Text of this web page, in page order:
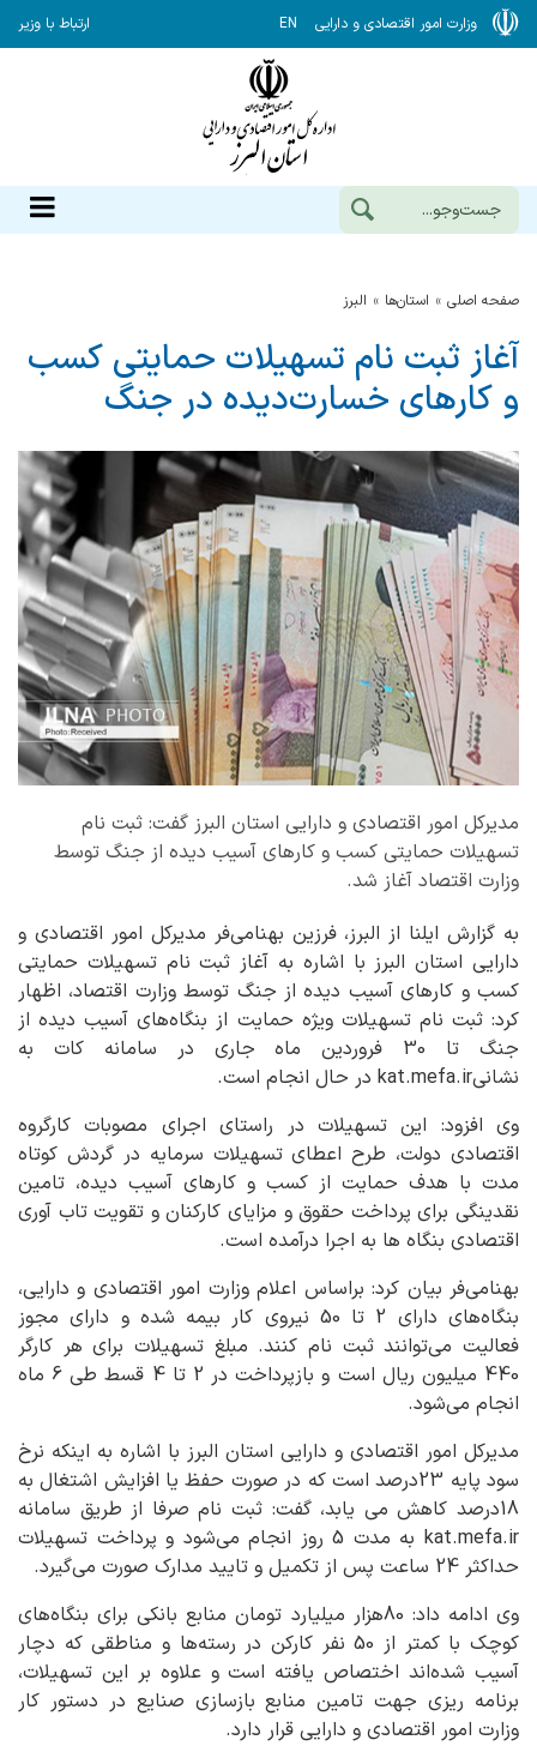
وزارت امور اقتصادی و دارایی EN ارتباط با وزیر
صفحه اصلی استان‌ها البرز
آغاز ثبت نام تسهیلات حمایتی کسب
و کارهای خسارت‌دیده در جنگ
مدیرکل امور اقتصادی و دارایی استان البرز گفت: ثبت نام
تسهیلات حمایتی کسب و کارهای آسیب دیده از جنگ توسط
وزارت اقتصاد آغاز شد.
به گزارش ایلنا از البرز، فرزین بهنامی‌فر مدیرکل امور اقتصادی و
دارایی استان البرز با اشاره به آغاز ثبت نام تسهیلات حمایتی
کسب و کارهای آسیب دیده از جنگ توسط وزارت اقتصاد، اظهار
کرد: ثبت نام تسهیلات ویژه حمایت از بنگاه‌های آسیب دیده از
جنگ تا 30 فروردین ماه جاری در سامانه کات به
نشانیkat.mefa.ir در حال انجام است.
وی افزود: این تسهیلات در راستای اجرای مصوبات کارگروه
اقتصادی دولت، طرح اعطای تسهیلات سرمایه در گردش کوتاه
مدت با هدف حمایت از کسب و کارهای آسیب دیده، تامین
نقدینگی برای پرداخت حقوق و مزایای کارکنان و تقویت تاب آوری
اقتصادی بنگاه ها به اجرا درآمده است.
بهنامی‌فر بیان کرد: براساس اعلام وزارت امور اقتصادی و دارایی،
بنگاه‌های دارای 2 تا 50 نیروی کار بیمه شده و دارای مجوز
فعالیت می‌توانند ثبت نام کنند. مبلغ تسهیلات برای هر کارگر
440 میلیون ریال است و بازپرداخت در 2 تا 4 قسط طی 6 ماه
انجام می‌شود.
مدیرکل امور اقتصادی و دارایی استان البرز با اشاره به اینکه نرخ
سود پایه 23درصد است که در صورت حفظ یا افزایش اشتغال به
18درصد کاهش می یابد، گفت: ثبت نام صرفا از طریق سامانه
kat.mefa.ir به مدت 5 روز انجام می‌شود و پرداخت تسهیلات
حداکثر 24 ساعت پس از تکمیل و تایید مدارک صورت می‌گیرد.
وی ادامه داد: 80هزار میلیارد تومان منابع بانکی برای بنگاه‌های
کوچک با کمتر از 50 نفر کارکن در رسته‌ها و مناطقی که دچار
آسیب شده‌اند اختصاص یافته است و علاوه بر این تسهیلات،
برنامه ریزی جهت تامین منابع بازسازی صنایع در دستور کار
وزارت امور اقتصادی و دارایی قرار دارد.